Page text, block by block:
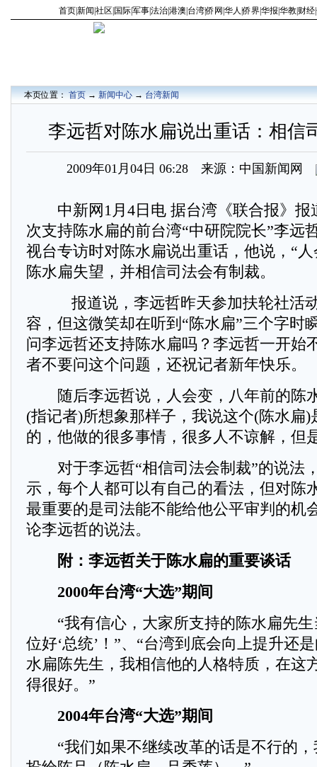
首页新闻 社区 国际军事法治港澳 台湾|侨网 华人 |侨界华报 华教 财经
本页位置：首页→新闻中心→台湾新闻
李远哲对陈水扁说出重话：相信
2009年01月04日 06:28 来源：中国新闻网
中新网1月4日电 据台湾《联合报》报
次支持陈水扁的前台湾“中研院院长”李远
视台专访时对陈水扁说出重话，他说，“
陈水扁失望，并相信司法会有制裁。
报道说，李远哲昨天参加扶轮社活
容，但这微笑却在听到“陈水扁”三个字时
问李远哲还支持陈水扁吗？李远哲一开始
者不要问这个问题，还祝记者新年快乐。
随后李远哲说，人会变，八年前的陈
(指记者)所想象那样子，我说这个(陈水扁)
的，他做的很多事情，很多人不谅解，但
对于李远哲“相信司法会制裁”的说法
示，每个人都可以有自己的看法，但对陈
最重要的是司法能不能给他公平审判的机
论李远哲的说法。
附：李远哲关于陈水扁的重要谈话
2000年台湾“大选”期间
“我有信心，大家所支持的陈水扁先生
位好‘总统’！”、“台湾到底会向上提升还
水扁陈先生，我相信他的人格特质，在这
得很好。”
2004年台湾“大选”期间
“我们如果不继续改革的话是不行的，